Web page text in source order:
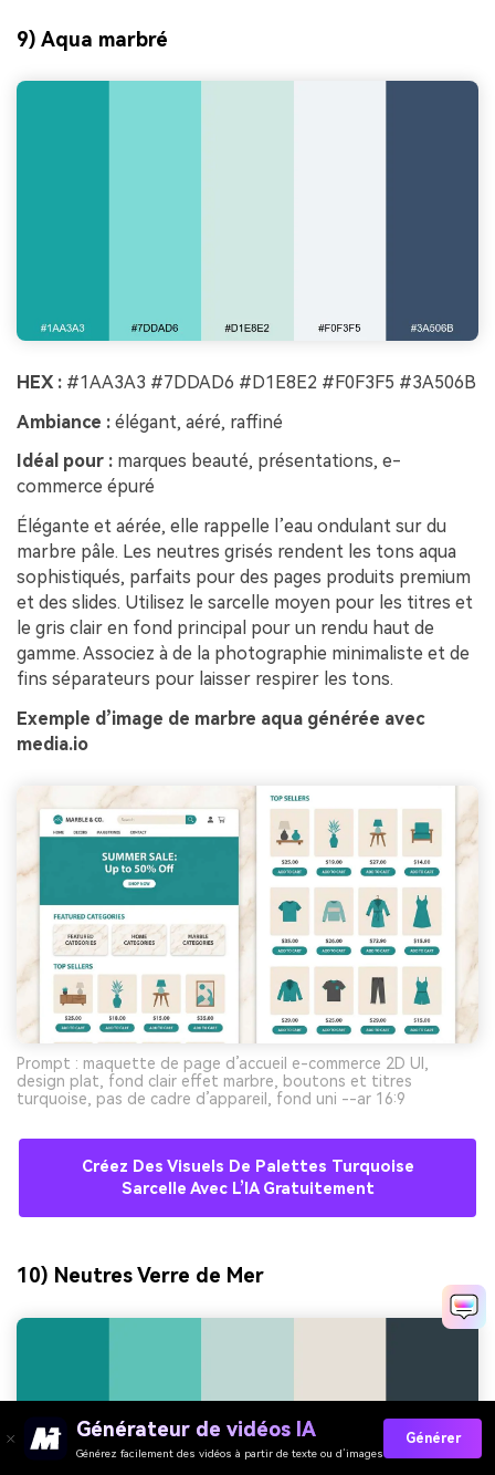
9) Aqua marbré
HEX : #1AA3A3 #7DDAD6 #D1E8E2 #F0F3F5 #3A506B
Ambiance : élégant, aéré, raffiné
Idéal pour : marques beauté, présentations, e-
commerce épuré
Élégante et aérée, elle rappelle l’eau ondulant sur du
marbre pâle. Les neutres grisés rendent les tons aqua
sophistiqués, parfaits pour des pages produits premium
et des slides. Utilisez le sarcelle moyen pour les titres et
le gris clair en fond principal pour un rendu haut de
gamme. Associez à de la photographie minimaliste et de
fins séparateurs pour laisser respirer les tons.
Exemple d’image de marbre aqua générée avec
media.io
Prompt : maquette de page d’accueil e-commerce 2D UI,
design plat, fond clair effet marbre, boutons et titres
turquoise, pas de cadre d’appareil, fond uni --ar 16:9
Créez Des Visuels De Palettes Turquoise
Sarcelle Avec L’IA Gratuitement
10) Neutres Verre de Mer
Générateur de vidéos IA
Générez facilement des vidéos à partir de texte ou d’images
Générer